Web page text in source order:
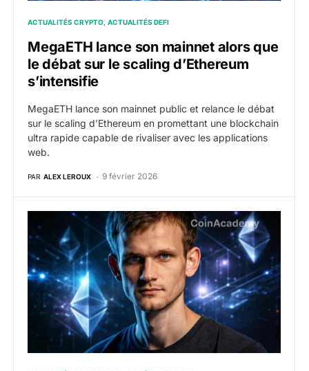
ACTUALITÉS CRYPTO ACTUALITÉS DEFI
MegaETH lance son mainnet alors que
le débat sur le scaling d’Ethereum
s’intensifie
MegaETH lance son mainnet public et relance le débat
sur le scaling d’Ethereum en promettant une blockchain
ultra rapide capable de rivaliser avec les applications
web.
PAR ALEX LEROUX 9 février 2026
Les blockchains EVM sont inutiles ? Après les L2,